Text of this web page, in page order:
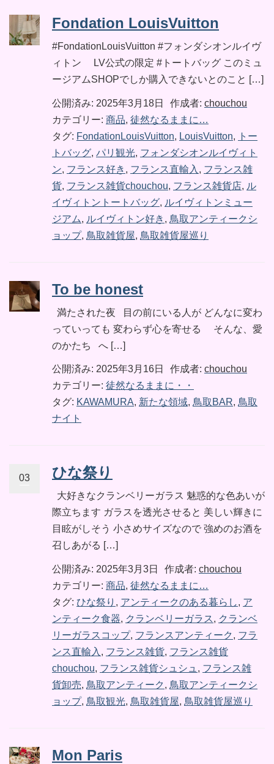
Fondation LouisVuitton
#FondationLouisVuitton #フォンダシオンルイヴ
ィトン LV公式の限定 #トートバッグ このミュ
ージアムSHOPでしか購入できないとのこと […]
公開済み: 2025年3月18日 作成者: chouchou
カテゴリー: 商品, 徒然なるままに…
タグ: FondationLouisVuitton, LouisVuitton,
トー
トバッグ, パリ観光, フォンダシオンルイヴィト
ン, フランス好き , フランス直輸入 , フランス雑
貨, フランス雑貨chouchou, フランス雑貨店, ル
イヴィトントートバッグ, ルイヴィトンミュー
ジアム, ルイヴィトン好き , 鳥取アンティークシ
ョップ, 鳥取雑貨屋, 鳥取雑貨屋巡り
To be honest
満たされた夜 目の前にいる人が どんなに変わ
っていっても 変わらず心を寄せる そんな、愛
のかたち へ […]
公開済み: 2025年3月16日 作成者: chouchou
カテゴリー: 徒然なるままに・・
タグ: KAWAMURA, 新たな領域, 鳥取BAR, 鳥取
ナイト
03 ひな祭り
大好きなクランベリーガラス 魅惑的な色あいが
際立ちます ガラスを透光させると 美しい輝きに
目眩がしそう 小さめサイズなので 強めのお酒を
召しあがる […]
公開済み: 2025年3月3日 作成者: chouchou
カテゴリー: 商品, 徒然なるままに…
タグ: ひな祭り , アンティークのある暮らし, ア
ンティーク食器, クランベリーガラス, クランベ
リーガラスコップ, フランスアンティーク , フラ
ンス直輸入 , フランス雑貨, フランス雑貨
chouchou, フランス雑貨シュシュ , フランス雑
貨卸売, 鳥取アンティーク , 鳥取アンティークシ
ョップ, 鳥取観光, 鳥取雑貨屋, 鳥取雑貨屋巡り
Mon Paris